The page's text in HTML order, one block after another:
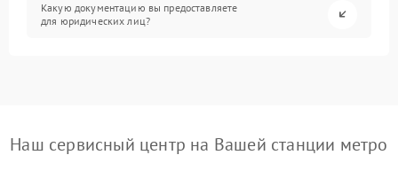
Какую документацию вы предоставляете
для юридических лиц?
Наш сервисный центр на Вашей станции метро